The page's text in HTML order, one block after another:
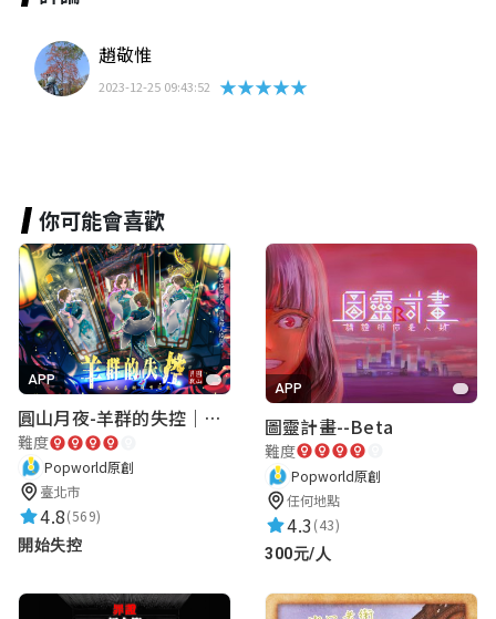
趙敬惟
2023-12-25 09:43:52 ★★★★★
你可能會喜歡
APP
圓山月夜-羊群的失控｜圓山飯店 ARG實境解謎遊戲
難度
Popworld原創
臺北市
4.8(569)
開始失控
APP
圖靈計畫--Beta
難度
Popworld原創
任何地點
4.3(43)
300元/人